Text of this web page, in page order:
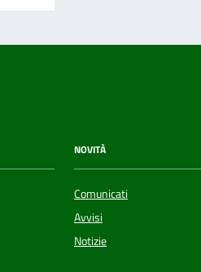
NOVITÀ
Comunicati
Avvisi
Notizie